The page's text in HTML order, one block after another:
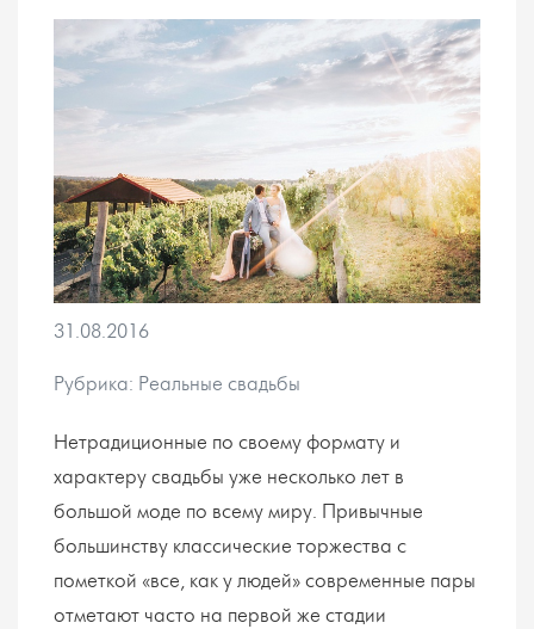
31.08.2016
Рубрика: Реальные свадьбы
Нетрадиционные по своему формату и
характеру свадьбы уже несколько лет в
большой моде по всему миру. Привычные
большинству классические торжества с
пометкой «все, как у людей» современные пары
отметают часто на первой же стадии